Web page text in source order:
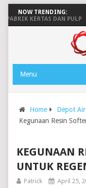
NOW TRENDING:
KERTAS DAN PULP
Menu
Home
Depot
Kegunaan Resin
KEGUNAAN
UNTUK
Patrick April 25,